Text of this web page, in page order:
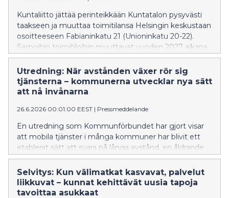
Kuntaliitto jättää perinteikkään Kuntatalon pysyvästi
taakseen ja muuttaa toimitilansa Helsingin keskustaan
osoitteeseen Fabianinkatu 21 (Unioninkatu 20-22).
Samoihin toimitiloihin muuttavat vuoden 2027 aikana
myös KL-Kustannus sekä FCG:n Koulutus ja
konsultointi -liiketoiminnat.
Utredning: När avstånden växer rör sig
tjänsterna – kommunerna utvecklar nya sätt
att nå invånarna
26.6.2026 00:01:00 EEST | Pressmeddelande
En utredning som Kommunförbundet har gjort visar
att mobila tjänster i många kommuner har blivit ett
etablerat sätt att svara på långa avstånd, en åldrande
befolkning och minskad kollektivtrafik. Det blir allt
vanligare att med bokbussar, seniorbilar, rullande
servicepunkter, mobila ungdomslokaler och många
andra uppfinningsrika metoder ta tjänster till platser
Selvitys: Kun välimatkat kasvavat, palvelut
liikkuvat – kunnat kehittävät uusia tapoja
tavoittaa asukkaat